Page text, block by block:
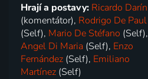
Hrají a postavy: Ricardo Darín
(komentátor), Rodrigo De Paul
(Self), Mario De Stéfano (Self),
Angel Di Maria (Self), Enzo
Fernández (Self), Emiliano
Martínez (Self)